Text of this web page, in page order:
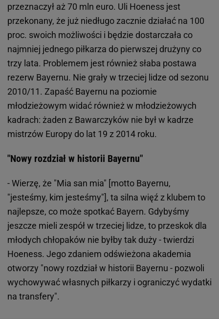
przeznaczył aż 70 mln euro. Uli Hoeness jest
przekonany, że już niedługo zacznie działać na 100
proc. swoich możliwości i będzie dostarczała co
najmniej jednego piłkarza do pierwszej drużyny co
trzy lata. Problemem jest również słaba postawa
rezerw Bayernu. Nie grały w trzeciej lidze od sezonu
2010/11. Zapaść Bayernu na poziomie
młodzieżowym widać również w młodzieżowych
kadrach: żaden z Bawarczyków nie był w kadrze
mistrzów Europy do lat 19 z 2014 roku.
"Nowy rozdział w historii Bayernu"
- Wierzę, że "Mia san mia" [motto Bayernu,
"jesteśmy, kim jesteśmy"], ta silna więź z klubem to
najlepsze, co może spotkać Bayern. Gdybyśmy
jeszcze mieli zespół w trzeciej lidze, to przeskok dla
młodych chłopaków nie byłby tak duży - twierdzi
Hoeness. Jego zdaniem odświeżona akademia
otworzy "nowy rozdział w historii Bayernu - pozwoli
wychowywać własnych piłkarzy i ograniczyć wydatki
na transfery".